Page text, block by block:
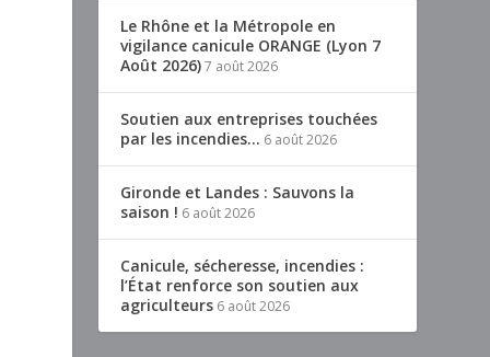
Le Rhône et la Métropole en
vigilance canicule ORANGE (Lyon 7
Août 2026)7 août 2026
Soutien aux entreprises touchées
par les incendies… 6 août 2026
Gironde et Landes : Sauvons la
saison ! 6 août 2026
Canicule, sécheresse, incendies :
l’État renforce son soutien aux
agriculteurs 6 août 2026